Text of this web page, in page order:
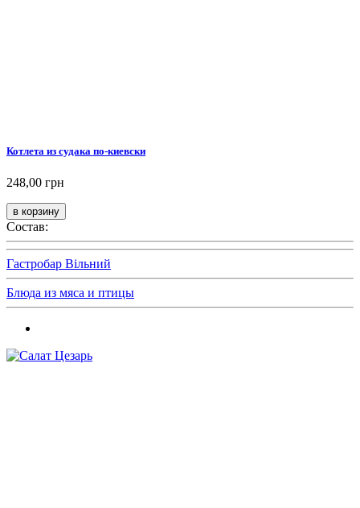
Котлета из судака по-киевски
248,00 грн
Состав:
Гастробар Вільний
Блюда из мяса и птицы